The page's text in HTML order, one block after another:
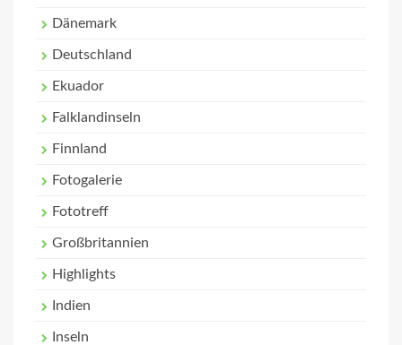
Dänemark
Deutschland
Ekuador
Falklandinseln
Finnland
Fotogalerie
Fototreff
Großbritannien
Highlights
Indien
Inseln